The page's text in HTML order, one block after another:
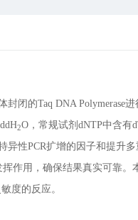
闭的Taq DNA Polymerase
2O，常规试剂dNTP中含有
性PCR扩增的因子和提升多
作用，确保结果真实可靠。
度的反应。